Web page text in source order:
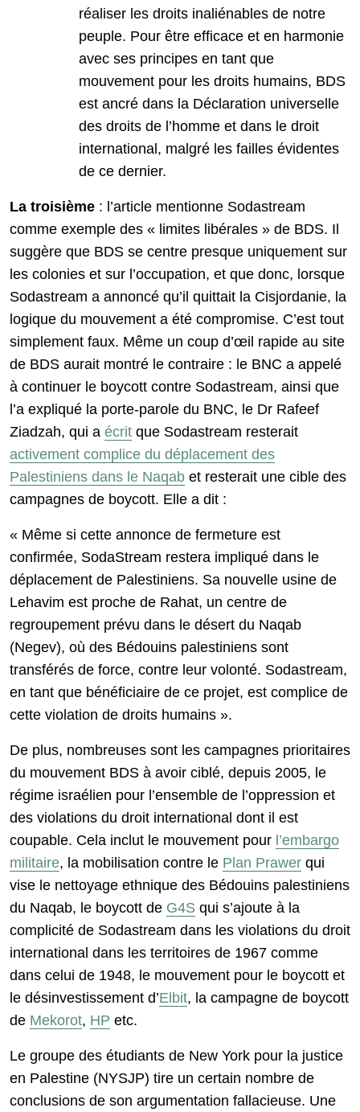
réaliser les droits inaliénables de notre
peuple. Pour être efficace et en harmonie
avec ses principes en tant que
mouvement pour les droits humains, BDS
est ancré dans la Déclaration universelle
des droits de l’homme et dans le droit
international, malgré les failles évidentes
de ce dernier.
La troisième : l’article mentionne Sodastream
comme exemple des « limites libérales » de BDS. Il
suggère que BDS se centre presque uniquement sur
les colonies et sur l’occupation, et que donc, lorsque
Sodastream a annoncé qu’il quittait la Cisjordanie, la
logique du mouvement a été compromise. C’est tout
simplement faux. Même un coup d’œil rapide au site
de BDS aurait montré le contraire : le BNC a appelé
à continuer le boycott contre Sodastream, ainsi que
l’a expliqué la porte-parole du BNC, le Dr Rafeef
Ziadzah, qui a écrit que Sodastream resterait
activement complice du déplacement des
Palestiniens dans le Naqab et resterait une cible des
campagnes de boycott. Elle a dit :
« Même si cette annonce de fermeture est
confirmée, SodaStream restera impliqué dans le
déplacement de Palestiniens. Sa nouvelle usine de
Lehavim est proche de Rahat, un centre de
regroupement prévu dans le désert du Naqab
(Negev), où des Bédouins palestiniens sont
transférés de force, contre leur volonté. Sodastream,
en tant que bénéficiaire de ce projet, est complice de
cette violation de droits humains ».
De plus, nombreuses sont les campagnes prioritaires
du mouvement BDS à avoir ciblé, depuis 2005, le
régime israélien pour l’ensemble de l’oppression et
des violations du droit international dont il est
coupable. Cela inclut le mouvement pour l’embargo
militaire, la mobilisation contre le Plan Prawer qui
vise le nettoyage ethnique des Bédouins palestiniens
du Naqab, le boycott de G4S qui s’ajoute à la
complicité de Sodastream dans les violations du droit
international dans les territoires de 1967 comme
dans celui de 1948, le mouvement pour le boycott et
le désinvestissement d’Elbit, la campagne de boycott
de Mekorot, HP etc.
Le groupe des étudiants de New York pour la justice
en Palestine (NYSJP) tire un certain nombre de
conclusions de son argumentation fallacieuse. Une